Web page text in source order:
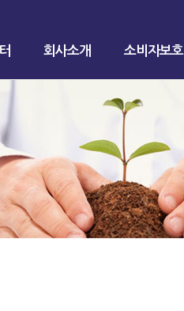
회사소개 소비자보호